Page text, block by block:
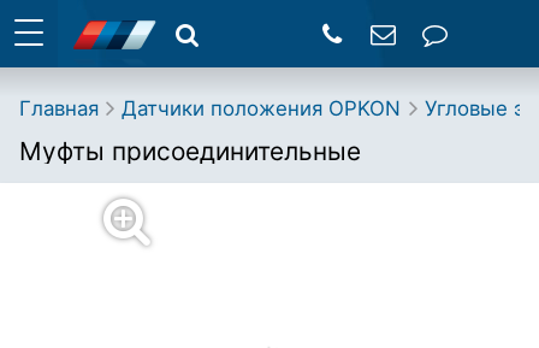
Главная Датчики положения OPKON Угловые
Муфты присоединительные